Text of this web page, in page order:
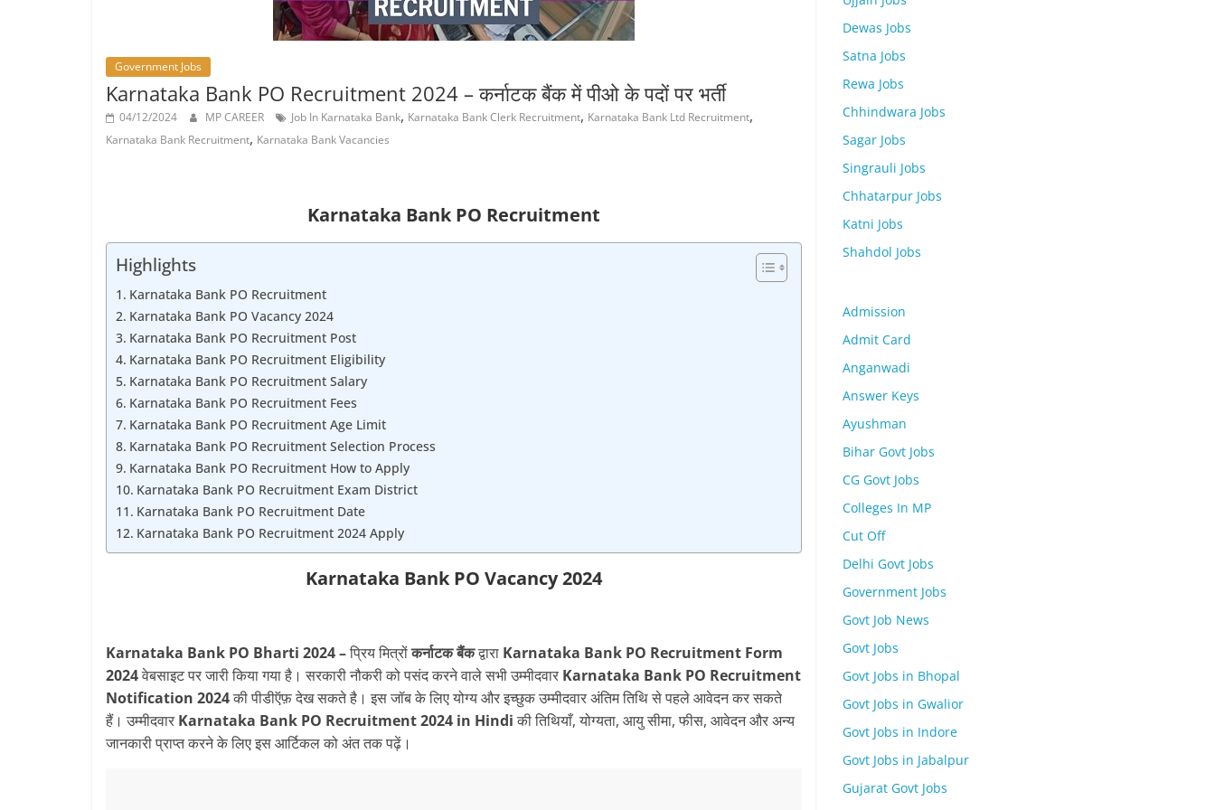
Government Jobs
Karnataka Bank PO Recruitment 2024 – कर्नाटक बैंक में पीओ के पदों पर भर्ती
04/12/2024 MP CAREER Job In Karnataka Bank, Karnataka Bank Clerk Recruitment, Karnataka Bank Ltd Recruitment,
Karnataka Bank Recruitment, Karnataka Bank Vacancies
Karnataka Bank PO Recruitment
Highlights
Karnataka Bank PO Recruitment
Karnataka Bank PO Vacancy 2024
Karnataka Bank PO Recruitment Post
Karnataka Bank PO Recruitment Eligibility
Karnataka Bank PO Recruitment Salary
Karnataka Bank PO Recruitment Fees
Karnataka Bank PO Recruitment Age Limit
Karnataka Bank PO Recruitment Selection Process
Karnataka Bank PO Recruitment How to Apply
Karnataka Bank PO Recruitment Exam District
Karnataka Bank PO Recruitment Date
Karnataka Bank PO Recruitment 2024 Apply
Karnataka Bank PO Vacancy 2024
Karnataka Bank PO Bharti 2024 –प्रिय मित्रोंकर्नाटक बैंकद्वारा Karnataka Bank PO Recruitment Form
2024वेबसाइट पर जारी किया गया है। सरकारी नौकरी को पसंद करने वाले सभी उम्मीदवार Karnataka Bank PO Recruitment
Notification 2024की पीडीऍफ़ देख सकते है। इस जॉब के लिए योग्य और इच्छुक उम्मीदवार अंतिम तिथि से पहले आवेदन कर सकते
हैं। उम्मीदवार Karnataka Bank PO Recruitment2024 in Hindiकी तिथियाँ, योग्यता, आयु सीमा, फीस, आवेदन और अन्य
जानकारी प्राप्त करने के लिए इस आर्टिकल को अंत तक पढ़ें।
Dewas Jobs
Satna Jobs
Rewa Jobs
Chhindwara Jobs
Sagar Jobs
Singrauli Jobs
Chhatarpur Jobs
Katni Jobs
Shahdol Jobs
Admission
Admit Card
Anganwadi
Answer Keys
Ayushman
Bihar Govt Jobs
CG Govt Jobs
Colleges In MP
Cut Off
Delhi Govt Jobs
Government Jobs
Govt Job News
Govt Jobs
Govt Jobs in Bhopal
Govt Jobs in Gwalior
Govt Jobs in Indore
Govt Jobs in Jabalpur
Gujarat Govt Jobs